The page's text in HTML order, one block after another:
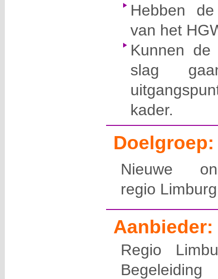
Hebben
van het
Kunnen
slag
kader.
Doelgroep:
Nieuwe o
regio Limburg
Aanbieder:
Regio